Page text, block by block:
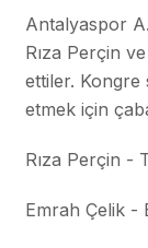
Antalyaspor
Rıza Perçin
ettiler. Kongre
etmek için
Rıza Perçin -
Emrah Çelik -